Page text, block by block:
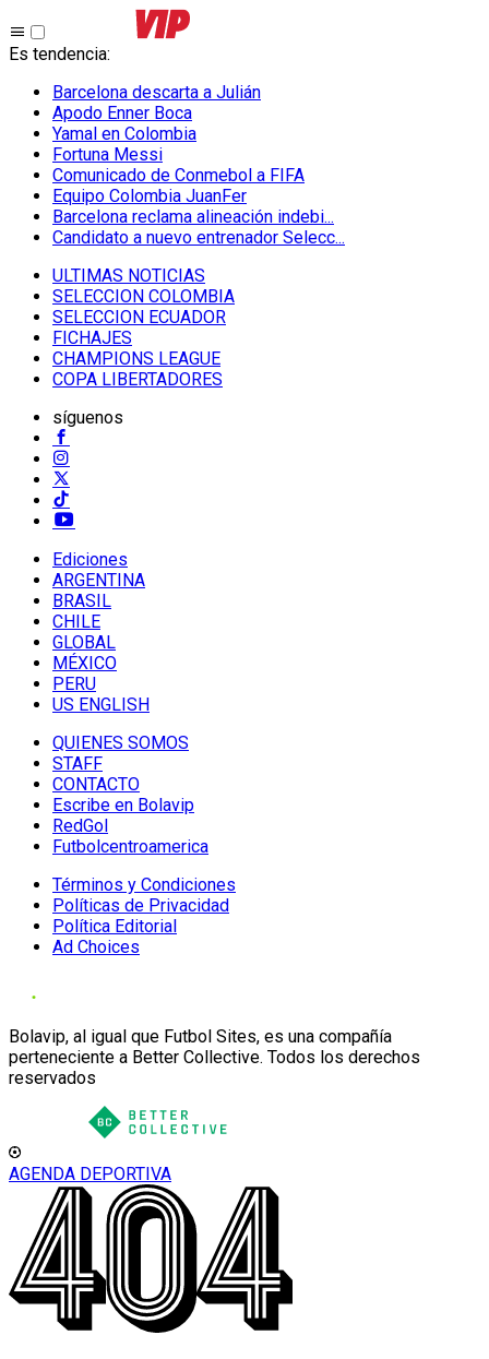
Es tendencia:
Barcelona descarta a Julián
Apodo Enner Boca
Yamal en Colombia
Fortuna Messi
Comunicado de Conmebol a FIFA
Equipo Colombia JuanFer
Barcelona reclama alineación indebi...
Candidato a nuevo entrenador Selecc...
ULTIMAS NOTICIAS
SELECCION COLOMBIA
SELECCION ECUADOR
FICHAJES
CHAMPIONS LEAGUE
COPA LIBERTADORES
síguenos
Ediciones
ARGENTINA
BRASIL
CHILE
GLOBAL
MÉXICO
PERU
US ENGLISH
QUIENES SOMOS
STAFF
CONTACTO
Escribe en Bolavip
RedGol
Futbolcentroamerica
Términos y Condiciones
Políticas de Privacidad
Política Editorial
Ad Choices
Bolavip, al igual que Futbol Sites, es una compañía
perteneciente a Better Collective. Todos los derechos
reservados
AGENDA DEPORTIVA